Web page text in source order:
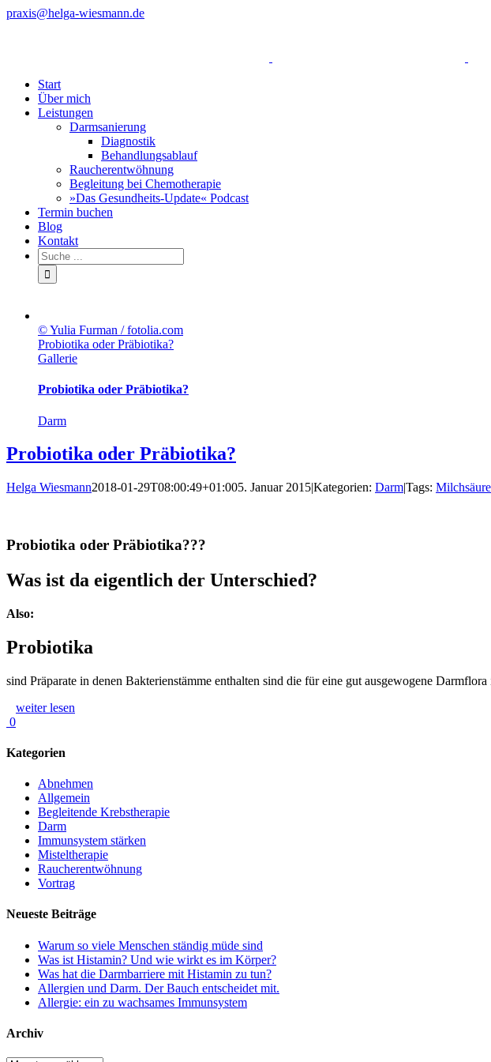
Zum
praxis@helga-wiesmann.de
Start
Über mich
Leistungen
Darmsanierung
Diagnostik
Behandlungsablauf
Raucherentwöhnung
Begleitung bei Chemotherapie
»Das Gesundheits-Update« Podcast
Termin buchen
Blog
Kontakt
© Yulia Furman / fotolia.com
Probiotika oder Präbiotika?
Gallerie
Probiotika oder Präbiotika?
Darm
Probiotika oder Präbiotika?
Helga Wiesmann2018-01-29T08:00:49+01:005. Januar 2015|Kategorien: Darm|Tags:
Probiotika oder Präbiotika???
Was ist da eigentlich der Unterschied?
Also:
Probiotika
sind Präparate in denen Bakterienstämme enthalten sind die für eine gut ausgewogene
weiter lesen
0
Kategorien
Abnehmen
Allgemein
Begleitende Krebstherapie
Darm
Immunsystem stärken
Misteltherapie
Raucherentwöhnung
Vortrag
Neueste Beiträge
Warum so viele Menschen ständig müde sind
Was ist Histamin? Und wie wirkt es im Körper?
Was hat die Darmbarriere mit Histamin zu tun?
Allergien und Darm. Der Bauch entscheidet mit.
Allergie: ein zu wachsames Immunsystem
Archiv